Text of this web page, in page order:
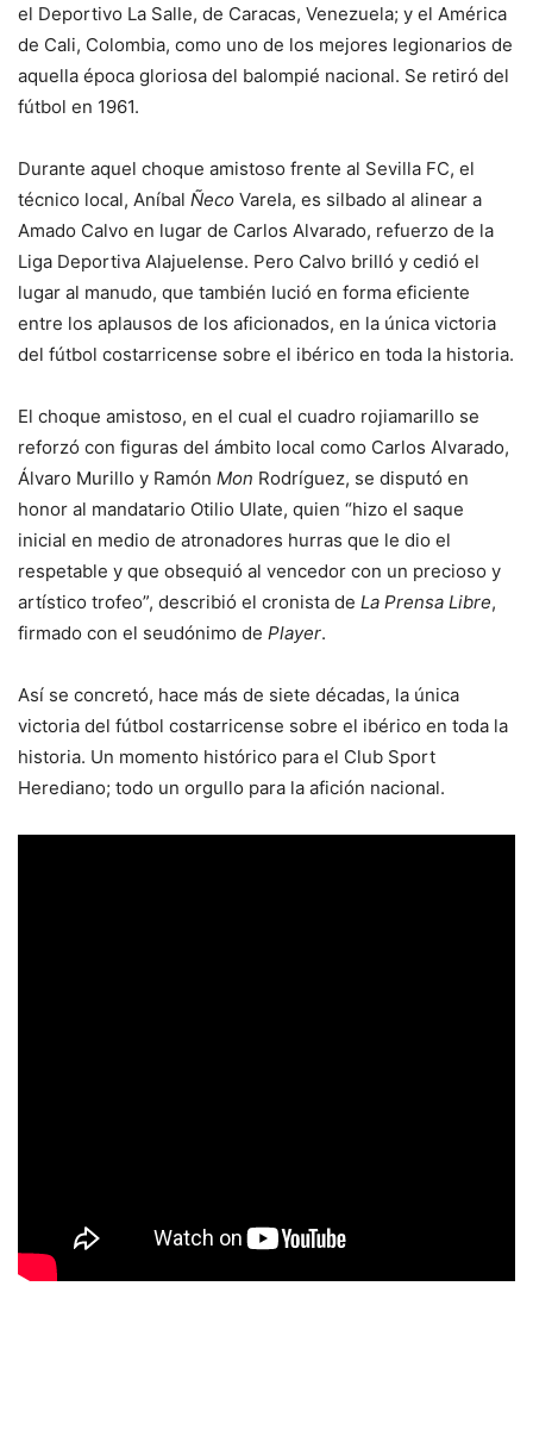
el Deportivo La Salle, de Caracas, Venezuela; y el América
de Cali, Colombia, como uno de los mejores legionarios de
aquella época gloriosa del balompié nacional. Se retiró del
fútbol en 1961.
Durante aquel choque amistoso frente al Sevilla FC, el
técnico local, Aníbal Ñeco Varela, es silbado al alinear a
Amado Calvo en lugar de Carlos Alvarado, refuerzo de la
Liga Deportiva Alajuelense. Pero Calvo brilló y cedió el
lugar al manudo, que también lució en forma eficiente
entre los aplausos de los aficionados, en la única victoria
del fútbol costarricense sobre el ibérico en toda la historia.
El choque amistoso, en el cual el cuadro rojiamarillo se
reforzó con figuras del ámbito local como Carlos Alvarado,
Álvaro Murillo y Ramón Mon Rodríguez, se disputó en
honor al mandatario Otilio Ulate, quien “hizo el saque
inicial en medio de atronadores hurras que le dio el
respetable y que obsequió al vencedor con un precioso y
artístico trofeo”, describió el cronista de La Prensa Libre,
firmado con el seudónimo de Player.
Así se concretó, hace más de siete décadas, la única
victoria del fútbol costarricense sobre el ibérico en toda la
historia. Un momento histórico para el Club Sport
Herediano; todo un orgullo para la afición nacional.